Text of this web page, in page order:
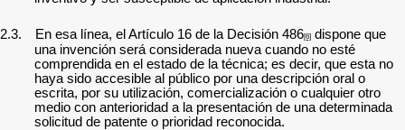
2.3. En esa línea, el Artículo 16 de la Decisión 486[6] dispone que
una invención será considerada nueva cuando no esté
comprendida en el estado de la técnica; es decir, que esta no
haya sido accesible al público por una descripción oral o
escrita, por su utilización, comercialización o cualquier otro
medio con anterioridad a la presentación de una determinada
solicitud de patente o prioridad reconocida.